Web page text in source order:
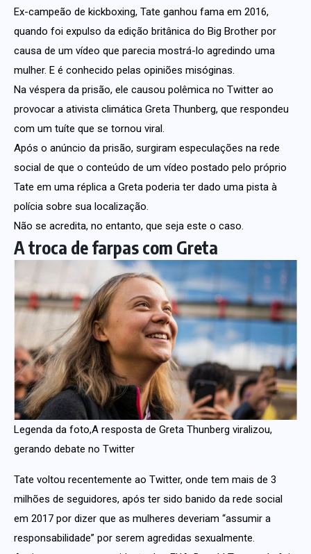
Ex-campeão de kickboxing, Tate ganhou fama em 2016,
quando foi expulso da edição britânica do Big Brother por
causa de um vídeo que parecia mostrá-lo agredindo uma
mulher. E é conhecido pelas opiniões misóginas.
Na véspera da prisão, ele causou polêmica no Twitter ao
provocar a ativista climática Greta Thunberg, que respondeu
com um tuíte que se tornou viral.
Após o anúncio da prisão, surgiram especulações na rede
social de que o conteúdo de um vídeo postado pelo próprio
Tate em uma réplica a Greta poderia ter dado uma pista à
polícia sobre sua localização.
Não se acredita, no entanto, que seja este o caso.
A troca de farpas com Greta
Legenda da foto,A resposta de Greta Thunberg viralizou,
gerando debate no Twitter
Tate voltou recentemente ao Twitter, onde tem mais de 3
milhões de seguidores, após ter sido banido da rede social
em 2017 por dizer que as mulheres deveriam “assumir a
responsabilidade” por serem agredidas sexualmente.